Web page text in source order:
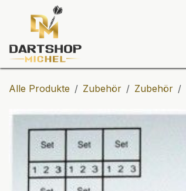
Zum Inhalt springen
Alle Produkte Zubehör Zubehör